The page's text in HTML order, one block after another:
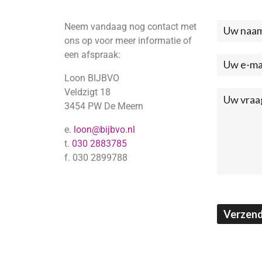
Neem vandaag nog contact met
ons op voor meer informatie of
een afspraak:
Loon BIJBVO
Veldzigt 18
3454 PW De Meern
e. loon@bijbvo.nl
t. 030 2883785
f. 030 2899788
Neem
met
ons